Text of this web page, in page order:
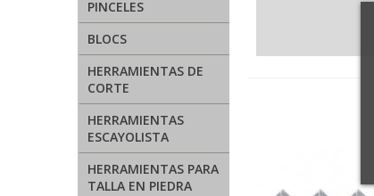
PINCELES
BLOCS
HERRAMIENTAS DE
CORTE
HERRAMIENTAS
ESCAYOLISTA
HERRAMIENTAS PARA
TALLA EN PIEDRA